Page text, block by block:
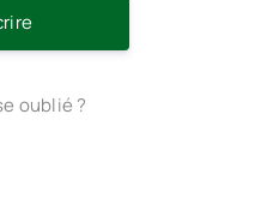
oublié ?